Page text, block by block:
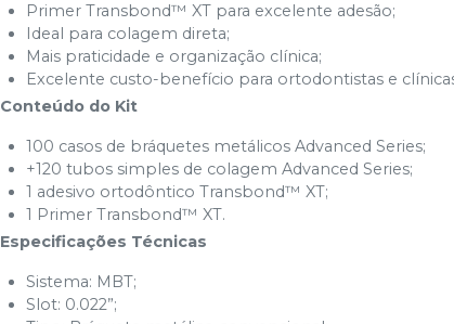
Primer Transbond™ XT para excelente adesão;
Ideal para colagem direta;
Mais praticidade e organização clínica;
Excelente custo-benefício para ortodontistas e
Conteúdo do Kit
100 casos de bráquetes metálicos Advanced Series;
+120 tubos simples de colagem Advanced Series;
1 adesivo ortodôntico Transbond™ XT;
1 Primer Transbond™ XT.
Especificações Técnicas
Sistema: MBT;
Slot: 0.022”;